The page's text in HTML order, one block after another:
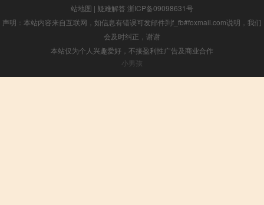
站地图 | 疑难解答 浙ICP备09098631号
声明：本站内容来自互联网，如信息有错误可发邮件到f_fb#foxmail.com说明，我们
会及时纠正，谢谢
本站仅为个人兴趣爱好，不接盈利性广告及商业合作
小男孩